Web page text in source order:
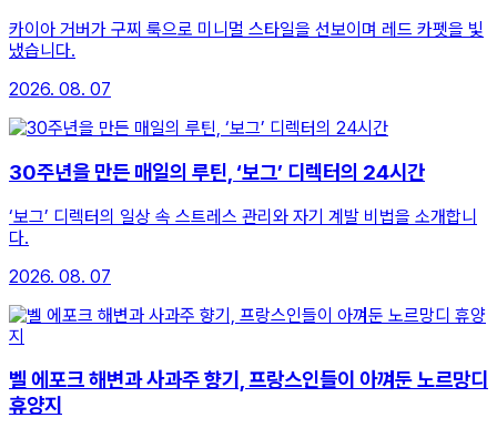
카이아 거버가 구찌 룩으로 미니멀 스타일을 선보이며 레드 카펫을 빛
냈습니다.
2026. 08. 07
30주년을 만든 매일의 루틴, ‘보그’ 디렉터의 24시간
‘보그’ 디렉터의 일상 속 스트레스 관리와 자기 계발 비법을 소개합니
다.
2026. 08. 07
벨 에포크 해변과 사과주 향기, 프랑스인들이 아껴둔 노르망디
휴양지